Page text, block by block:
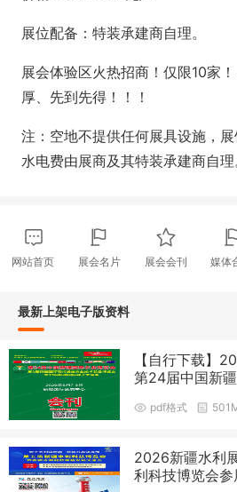
展位配备：特装承建商自理。
展会体验区火热招商！仅限10家
厚、先到先得！！！
注：空地不提供任何展具设施，展
水电费由展商及其特装承建商自理
网站首页 展会名片 展会会刊 媒体
最新上架电子版资料
【自行下载】
第24届中国新
pdf格式
2026新疆水利
利科技博览会参